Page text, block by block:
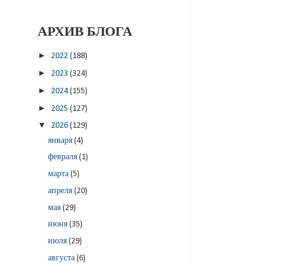
АРХИВ БЛОГА
► 2022 (188)
► 2023 (324)
► 2024(155)
► 2025 (127)
▼ 2026 (129)
января(4)
февраля(1)
марта(5)
апреля(20)
мая(29)
июня(35)
июля(29)
августа(6)